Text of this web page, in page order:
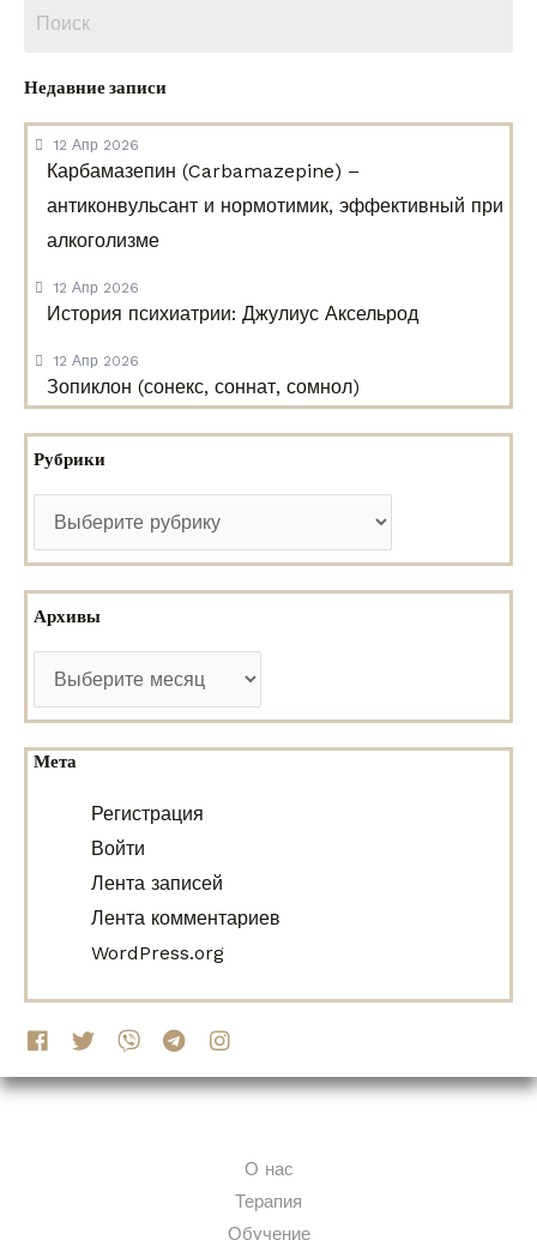
Недавние записи
12 Апр 2026
Карбамазепин (Carbamazepine) –
антиконвульсант и нормотимик, эффективный при
алкоголизме
12 Апр 2026
История психиатрии: Джулиус Аксельрод
12 Апр 2026
Зопиклон (сонекс, соннат, сомнол)
Рубрики
Архивы
Мета
Регистрация
Войти
Лента записей
Лента комментариев
WordPress.org
О нас
Терапия
Обучение